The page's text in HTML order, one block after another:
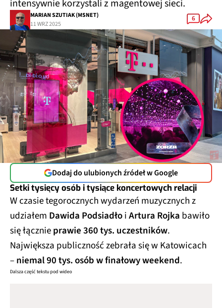
intensywnie korzystali z magentowej sieci.
MARIAN SZUTIAK (MSNET)
11 WRZ 2025
6
Dodaj do ulubionych źródeł w Google
Setki tysięcy osób i tysiące koncertowych relacji
W czasie tegorocznych wydarzeń muzycznych z
udziałem Dawida PodsiadłoiArtura Rojka bawiło
się łącznieprawie 360 tys. uczestników.
Największa publiczność zebrała się w Katowicach
–niemal 90 tys. osób w finałowy weekend.
Dalsza część tekstu pod wideo